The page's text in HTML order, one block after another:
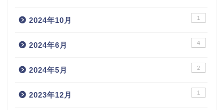
2024年10月 1
2024年6月 4
2024年5月 2
2023年12月 1